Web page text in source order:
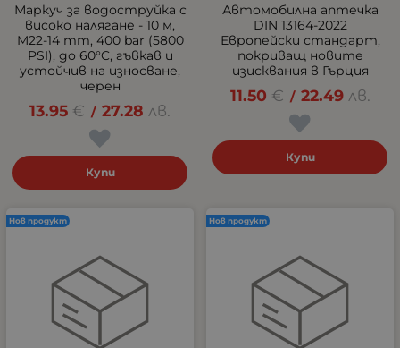
Маркуч за водоструйка с
високо налягане - 10 м,
M22-14 mm, 400 bar (5800
PSI), до 60°C, гъвкав и
устойчив на износване,
черен
13.95 € / 27.28 лв.
Купи
Автомобилна аптечка
DIN 13164-2022
Европейски стандарт,
покриващ новите
изисквания в Гърция
11.50 € / 22.49 лв.
Купи
Нов продукт Нов продукт